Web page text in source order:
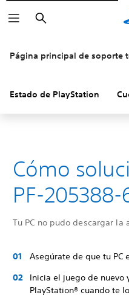
Buscar
Página principal de soporte
Estado de PlayStation
Cómo
PF-205388-
Tu PC no pudo descargar la
Asegúrate de que tu PC
Inicia el juego de nuevo
PlayStation® cuando te